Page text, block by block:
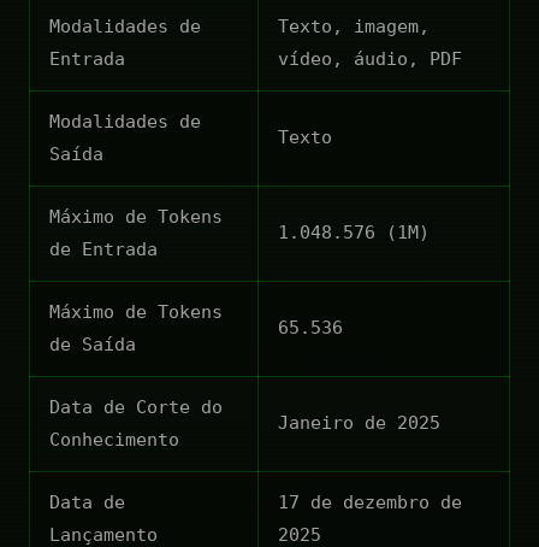
Modalidades de
Entrada
Texto, imagem,
vídeo, áudio, PDF
Modalidades de
Saída
Texto
Máximo de Tokens
de Entrada
1.048.576 (1M)
Máximo de Tokens
de Saída
65.536
Data de Corte do
Conhecimento
Janeiro de 2025
Data de
Lançamento
17 de dezembro de
2025